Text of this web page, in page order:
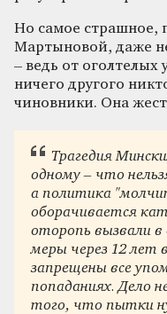
Но самое страшное,
Мартыновой, даже
– ведь от оголтелых
ничего другого
чиновники. Она
Трагедия
одному – что
а политика
оборачивается
оторопь вызвали в
меры через 12 лет
запрещены все
попаданиях. Дело
того, что пытки